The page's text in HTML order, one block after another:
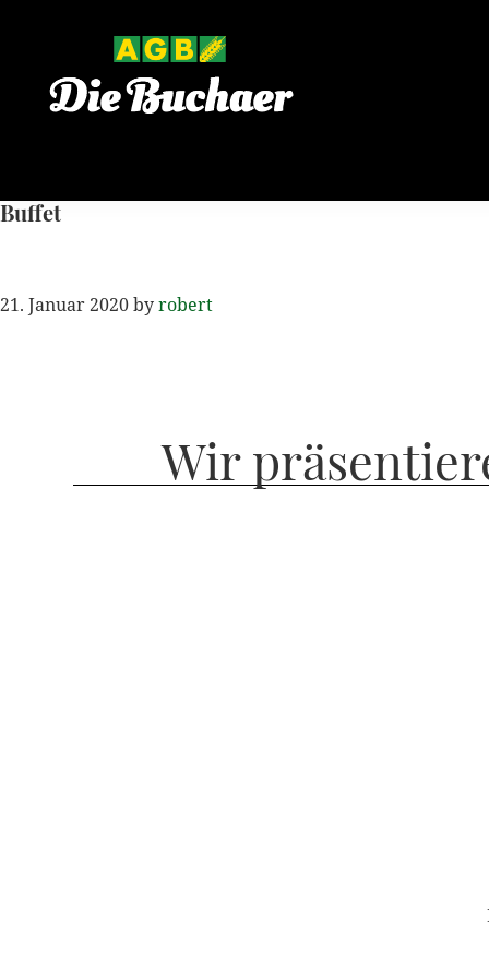
Hauptnavigation
Buffet
21. Januar 2020byrobert
Wir